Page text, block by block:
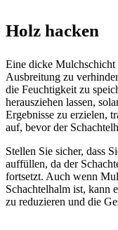
Holz hacken
Eine dicke
Ausbreitung zu
die Feuchtigkeit zu
herausziehen lassen,
Ergebnisse zu erzielen,
auf, bevor der
Stellen Sie sicher, dass
auffüllen, da der
fortsetzt. Auch wenn
Schachtelhalm ist, kann
zu reduzieren und die